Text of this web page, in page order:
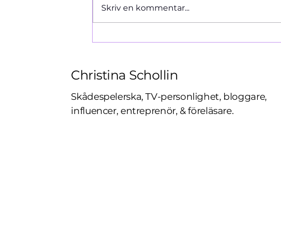
Skriv en kommentar...
Christina Schollin
Skådespelerska, TV-personlighet, bloggare,
influencer, entreprenör, & föreläsare.